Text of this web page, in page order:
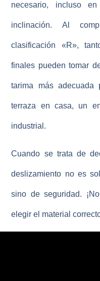
necesario, incluso
inclinación. Al
clasificación «R»,
finales pueden tomar
tarima más
terraza en casa, un
industrial.
Cuando se trata de
deslizamiento no es
sino de seguridad. ¡
elegir el material